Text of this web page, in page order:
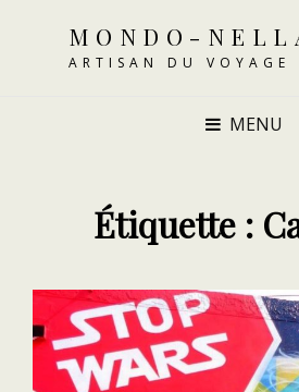
MONDO-
ARTISAN DU VOYAGE
MENU
Étiquette :